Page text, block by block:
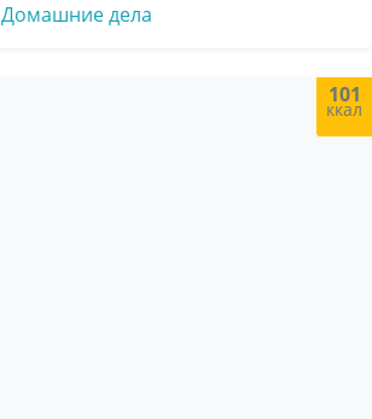
Домашние дела
101
ккал